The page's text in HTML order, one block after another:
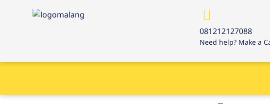
081212127088
Need help? Make a